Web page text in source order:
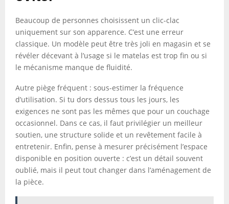
Beaucoup de personnes choisissent un clic-clac
uniquement sur son apparence. C’est une erreur
classique. Un modèle peut être très joli en magasin et se
révéler décevant à l’usage si le matelas est trop fin ou si
le mécanisme manque de fluidité.
Autre piège fréquent : sous-estimer la fréquence
d’utilisation. Si tu dors dessus tous les jours, les
exigences ne sont pas les mêmes que pour un couchage
occasionnel. Dans ce cas, il faut privilégier un meilleur
soutien, une structure solide et un revêtement facile à
entretenir. Enfin, pense à mesurer précisément l’espace
disponible en position ouverte : c’est un détail souvent
oublié, mais il peut tout changer dans l’aménagement de
la pièce.